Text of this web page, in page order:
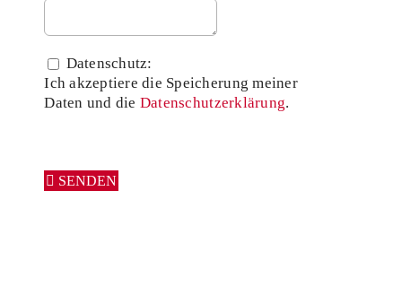
Datenschutz:
Ich akzeptiere die Speicherung meiner
Daten und die Datenschutzerklärung.
SENDEN